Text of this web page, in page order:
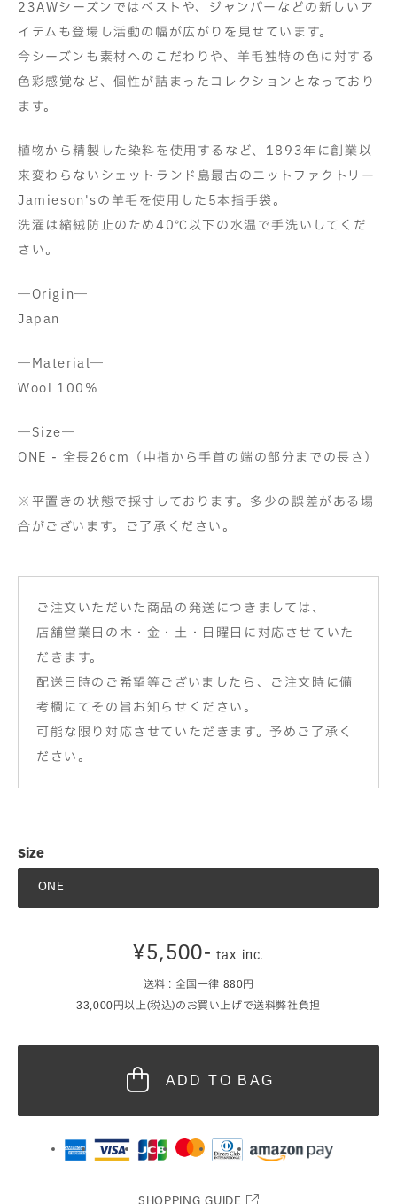
23AWシーズンではベストや、ジャンパーなどの新しいア
イテムも登場し活動の幅が広がりを見せています。
今シーズンも素材へのこだわりや、羊毛独特の色に対する
色彩感覚など、個性が詰まったコレクションとなっており
ます。
植物から精製した染料を使用するなど、1893年に創業以
来変わらないシェットランド島最古のニットファクトリー
Jamieson'sの羊毛を使用した5本指手袋。
洗濯は縮絨防止のため40℃以下の水温で手洗いしてくだ
さい。
―Origin―
Japan
―Material―
Wool 100%
―Size―
ONE - 全長26cm（中指から手首の端の部分までの長さ）
※平置きの状態で採寸しております。多少の誤差がある場
合がございます。ご了承ください。
ご注文いただいた商品の発送につきましては、
店舗営業日の木・金・土・日曜日に対応させていた
だきます。
配送日時のご希望等ございましたら、ご注文時に備
考欄にてその旨お知らせください。
可能な限り対応させていただきます。予めご了承く
ださい。
Size
ONE
¥5,500- tax inc.
送料 : 全国一律 880円
33,000円以上(税込)のお買い上げで送料弊社負担
ADD TO BAG
SHOPPING GUIDE